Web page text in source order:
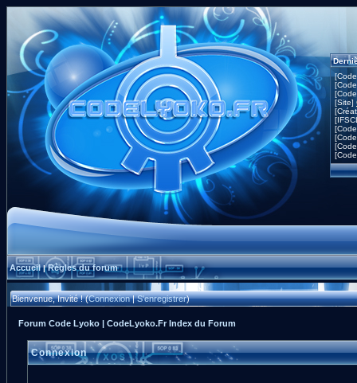
[Site]
Accueil|Règles du forum
Bienvenue, Invité ! (Connexion|S'enregistrer)
Forum Code Lyoko | CodeLyoko.Fr Index du Forum
Connexion